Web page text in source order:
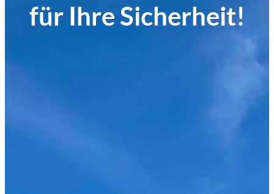
für Ihre Sicherheit!